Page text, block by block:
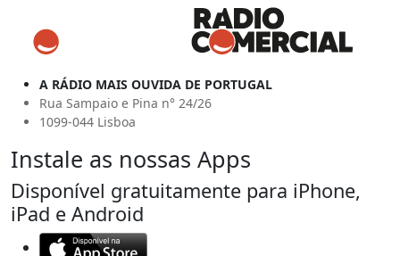
A RÁDIO MAIS OUVIDA DE PORTUGAL
Rua Sampaio e Pina n° 24/26
1099-044 Lisboa
Instale as nossas Apps
Disponível gratuitamente para iPhone,
iPad e Android